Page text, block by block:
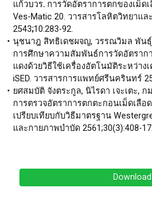
แก้วบวร. การวัดอัตราการตกของเม็ด
Ves-Matic 20. วารสารโลหิตวิทยาแ
2543;10:283-92.
นุชนาฎ สิทธิเดชผจญ, วรรณวิมล พัน
การศึกษาความสัมพันธ์การวัดอัตราก
แดงด้วยวิธีใช้เครื่องอัตโนมัติระหว่าง
iSED. วารสารการแพทย์ศรีนครินทร์
ยศสมบัติ จังตระกูล, นิไรดา เจะเตะ,
การตรวจอัตราการตกตะกอนเม็ดเลือ
เปรียบเทียบกับวิธีมาตรฐาน
และกายภาพบำบัด 2561;30(3):408-17.
Download